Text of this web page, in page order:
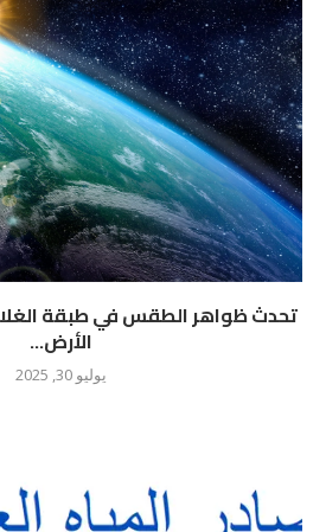
تحدث ظواهر الطقس في طبقة
الأرض...
يوليو 30, 2025